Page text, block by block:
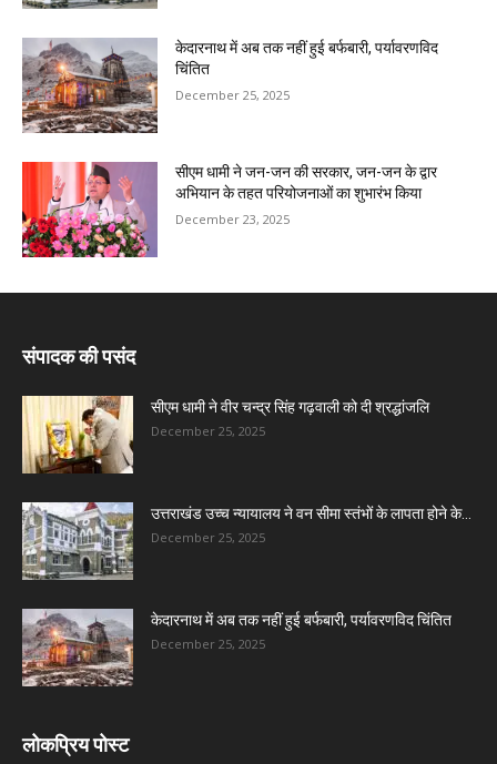
केदारनाथ में अब तक नहीं हुई बर्फबारी, पर्यावरणविद
चिंतित
December 25, 2025
सीएम धामी ने जन-जन की सरकार, जन-जन के द्वार
अभियान के तहत परियोजनाओं का शुभारंभ किया
December 23, 2025
संपादक की पसंद
सीएम धामी ने वीर चन्द्र सिंह गढ़वाली को दी श्रद्धांजलि
December 25, 2025
उत्तराखंड उच्च न्यायालय ने वन सीमा स्तंभों के लापता होने के...
December 25, 2025
केदारनाथ में अब तक नहीं हुई बर्फबारी, पर्यावरणविद चिंतित
December 25, 2025
लोकप्रिय पोस्ट